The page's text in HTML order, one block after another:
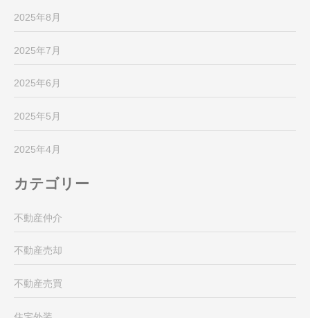
2025年8月
2025年7月
2025年6月
2025年5月
2025年4月
カテゴリー
不動産仲介
不動産売却
不動産売買